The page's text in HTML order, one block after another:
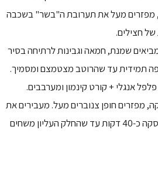
אחידה בתבנית בגודל 20X30, מפזרים מעל את תערובת ה"בשר" בשכבה
חצילים.
שמנת, חמאה וגבינות לרתיחה בסיר
תוך טריפה תמידית עד שהרוטב מצטמצם ומסמיך.
אנגלי + קורט קינמון ומערבבים.
מפזרים חופן צנוברים מעל. מעבירים את
התבנית לתנור ואופים את המוסקה כ-40 דקות עד שהחלק העליון משחים